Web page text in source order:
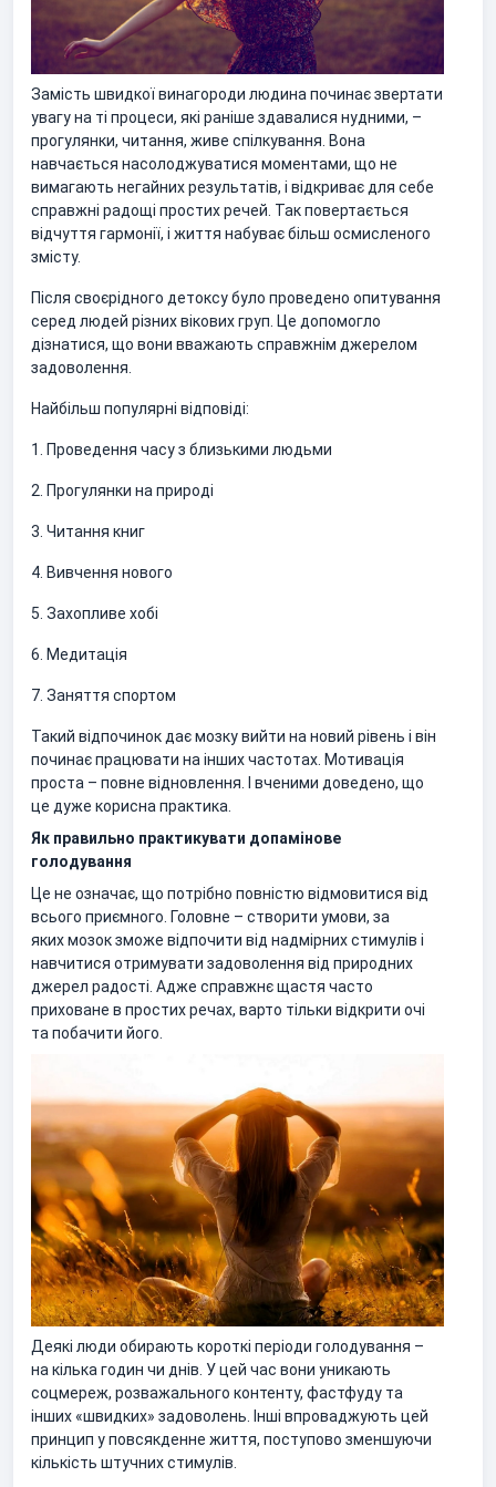
Замість швидкої винагороди людина починає звертати
увагу на ті процеси, які раніше здавалися нудними, –
прогулянки, читання, живе спілкування. Вона
навчається насолоджуватися моментами, що не
вимагають негайних результатів, і відкриває для себе
справжні радощі простих речей. Так повертається
відчуття гармонії, і життя набуває більш осмисленого
змісту.
Після своєрідного детоксу було проведено опитування
серед людей різних вікових груп. Це допомогло
дізнатися, що вони вважають справжнім джерелом
задоволення.
Найбільш популярні відповіді:
1. Проведення часу з близькими людьми
2. Прогулянки на природі
3. Читання книг
4. Вивчення нового
5. Захопливе хобі
6. Медитація
7. Заняття спортом
Такий відпочинок дає мозку вийти на новий рівень і він
починає працювати на інших частотах. Мотивація
проста – повне відновлення. І вченими доведено, що
це дуже корисна практика.
Як правильно практикувати допамінове
голодування
Це не означає, що потрібно повністю відмовитися від
всього приємного. Головне – створити умови, за
яких мозок зможе відпочити від надмірних стимулів і
навчитися отримувати задоволення від природних
джерел радості. Адже справжнє щастя часто
приховане в простих речах, варто тільки відкрити очі
та побачити його.
Деякі люди обирають короткі періоди голодування –
на кілька годин чи днів. У цей час вони уникають
соцмереж, розважального контенту, фастфуду та
інших «швидких» задоволень. Інші впроваджують цей
принцип у повсякденне життя, поступово зменшуючи
кількість штучних стимулів.